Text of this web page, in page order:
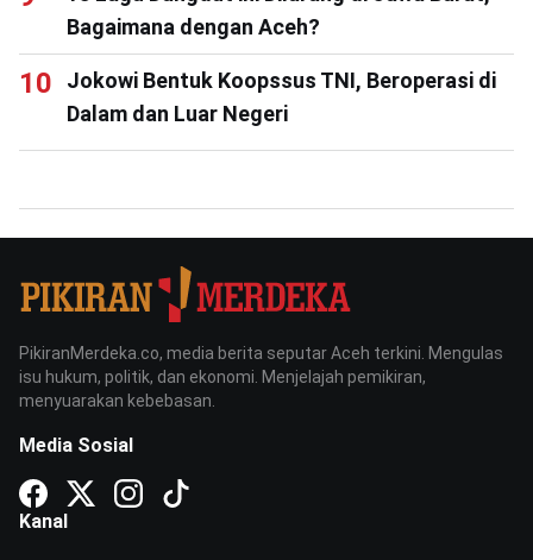
Bagaimana dengan Aceh?
Jokowi Bentuk Koopssus TNI, Beroperasi di
Dalam dan Luar Negeri
PikiranMerdeka.co, media berita seputar Aceh terkini. Mengulas
isu hukum, politik, dan ekonomi. Menjelajah pemikiran,
menyuarakan kebebasan.
Media Sosial
Kanal